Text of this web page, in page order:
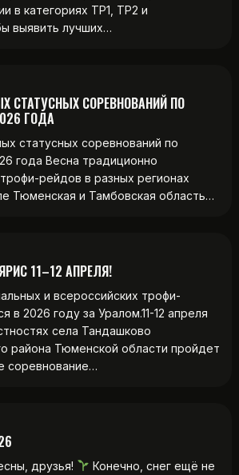
в категориях ТР1, ТР2 и
выявить лучших…
СТАТУСНЫХ СОРЕВНОВАНИЙ ПО
ГОДА
статусных соревнований по
года Весна традиционно
рейдов в разных регионах
Тюменская и Тамбовская область…
11–12 АПРЕЛЯ!
и всероссийских трофи-
в 2026 году за Уралом.11-12 апреля
села Тандашково
района Тюменской области пройдет
соревнование…
друзья!
Конечно, снег ещё не